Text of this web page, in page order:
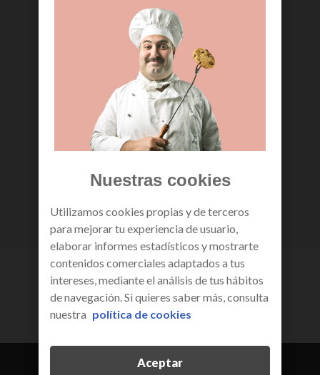
el mejor deporte en R
consulta el calendario de
Nuestras cookies
Utilizamos cookies propias y de terceros
para mejorar tu experiencia de usuario,
elaborar informes estadísticos y mostrarte
contenidos comerciales adaptados a tus
intereses, mediante el análisis de tus hábitos
de navegación. Si quieres saber más, consulta
nuestra política de cookies
Aceptar